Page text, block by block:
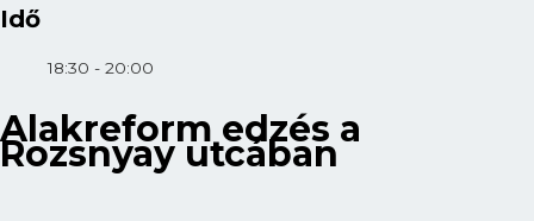
Idő
18:30 - 20:00
Alakreform edzés a
Rozsnyay utcában